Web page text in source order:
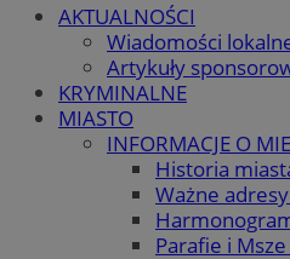
AKTUALNOŚCI
Wiadomości
Artykuły
KRYMINALNE
MIASTO
INFORMACJE O
Historia
Ważne
Parafie i